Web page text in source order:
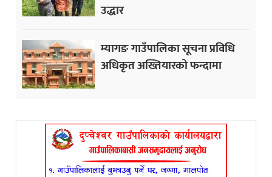
उद्धार
म्यागङ गाउँपालिका सूचना प्रविधि
अधिकृत अख्तियारको फन्दामा